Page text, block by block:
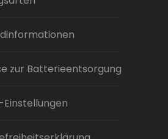
zur Batterieentsorgung